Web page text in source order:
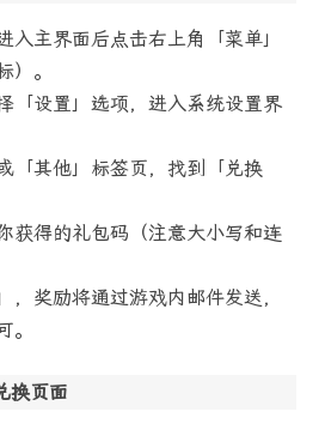
入主界面后点击右上角「菜单」
）。
「设置」选项，进入系统设置界
「其他」标签页，找到「兑换
获得的礼包码（注意大小写和连
，奖励将通过游戏内邮件发送，
。
换页面